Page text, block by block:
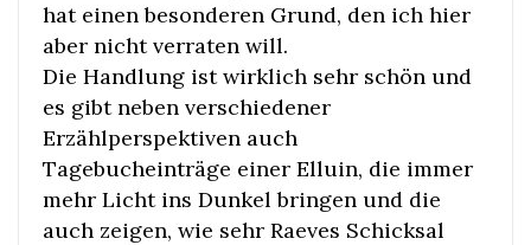
hat einen besonderen Grund, den ich hier
aber nicht verraten will.
Die Handlung ist wirklich sehr schön und
es gibt neben verschiedener
Erzählperspektiven auch
Tagebucheinträge einer Elluin, die immer
mehr Licht ins Dunkel bringen und die
auch zeigen, wie sehr Raeves Schicksal